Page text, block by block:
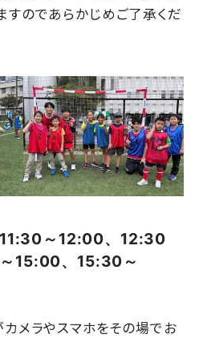
すのであらかじめご了承くだ
11:30～12:00、12:30
15:00、15:30～
カメラやスマホをその場でお